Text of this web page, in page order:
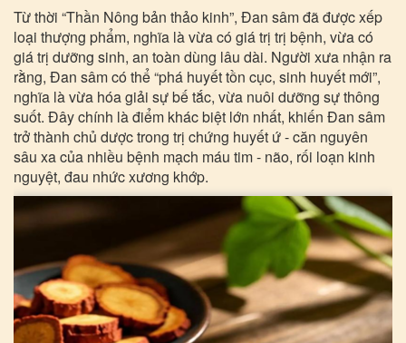
Từ thời “Thần Nông bản thảo kinh”, Đan sâm đã được xếp
loại thượng phẩm, nghĩa là vừa có giá trị trị bệnh, vừa có
giá trị dưỡng sinh, an toàn dùng lâu dài. Người xưa nhận ra
rằng, Đan sâm có thể “phá huyết tồn cục, sinh huyết mới”,
nghĩa là vừa hóa giải sự bế tắc, vừa nuôi dưỡng sự thông
suốt. Đây chính là điểm khác biệt lớn nhất, khiến Đan sâm
trở thành chủ dược trong trị chứng huyết ứ - căn nguyên
sâu xa của nhiều bệnh mạch máu tim - não, rối loạn kinh
nguyệt, đau nhức xương khớp.